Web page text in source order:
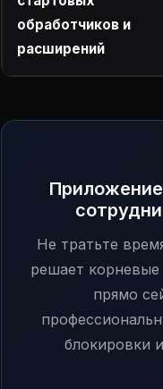
обработчиков и
расширений
Не тратьте
решает
прямо
блокировки